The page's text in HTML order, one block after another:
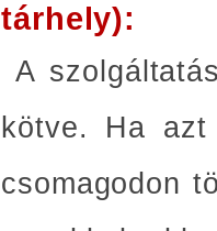
tárhely):
A
kötve. Ha azt
csomagodon